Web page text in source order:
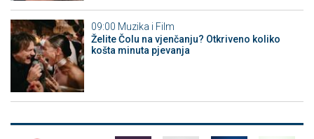
09:00 Muzika i Film
Želite Čolu na vjenčanju? Otkriveno koliko
košta minuta pjevanja